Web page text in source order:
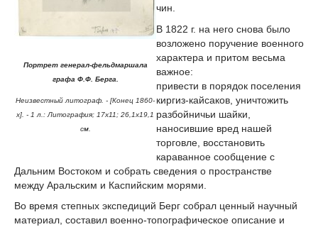
Портрет генерал-фельдмаршала
графа Ф.Ф. Берга.
Неизвестный литограф. - [Конец 1860-
х]. - 1 л.: Литография; 17х11; 26,1х19,1
см.
чин.
В 1822 г. на него снова было
возложено поручение военного
характера и притом весьма
важное:
привести в порядок поселения
киргиз-кайсаков, уничтожить
разбойничьи шайки,
наносившие вред нашей
торговле, восстановить
караванное сообщение с
Дальним Востоком и собрать сведения о пространстве
между Аральским и Каспийским морями.
Во время степных экспедиций Берг собрал ценный научный
материал, составил военно-топографическое описание и